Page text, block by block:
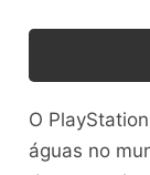
O
águas no